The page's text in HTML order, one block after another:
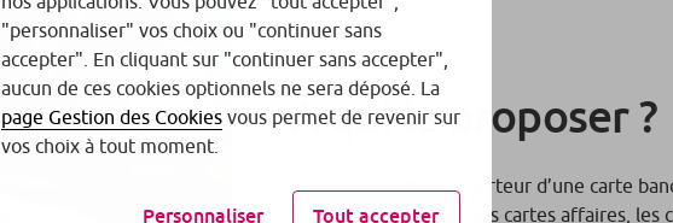
À qui le proposer ?
À tout client majeur porteur d’une carte
validité (sont exclues les cartes affaires, les
"personnaliser" vos choix ou "continuer sans
accepter". En cliquant sur "continuer sans accepter",
aucun de ces cookies optionnels ne sera déposé. La
page Gestion des Cookies vous permet de revenir sur
vos choix à tout moment.
Personnaliser Tout accepter